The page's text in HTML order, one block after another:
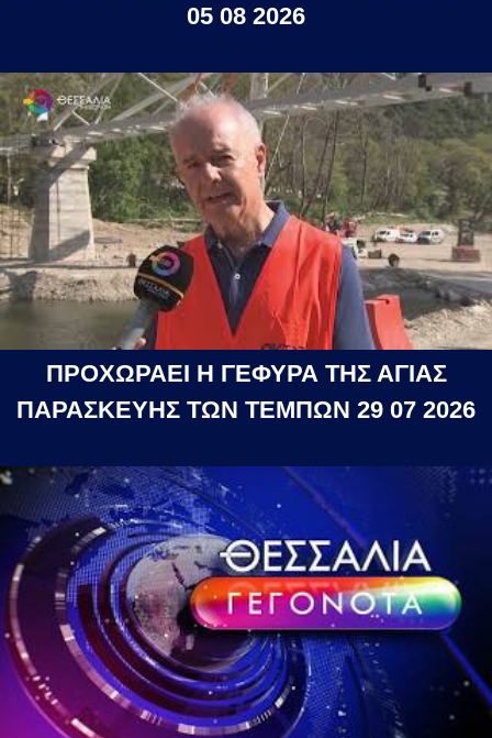
05 08 2026
ΠΡΟΧΩΡΑΕΙ Η ΓΕΦΥΡΑ ΤΗΣ ΑΓΙΑΣ
ΠΑΡΑΣΚΕΥΗΣ ΤΩΝ ΤΕΜΠΩΝ 29 07 2026